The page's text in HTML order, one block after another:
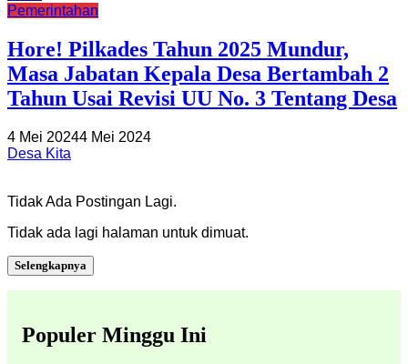
Pemerintahan
Hore! Pilkades Tahun 2025 Mundur,
Masa Jabatan Kepala Desa Bertambah 2
Tahun Usai Revisi UU No. 3 Tentang Desa
4 Mei 20244 Mei 2024
Desa Kita
Tidak Ada Postingan Lagi.
Tidak ada lagi halaman untuk dimuat.
Selengkapnya
Populer Minggu Ini